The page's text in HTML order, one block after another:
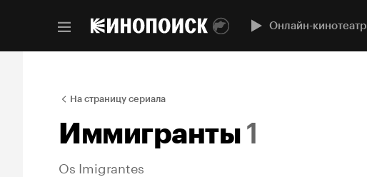
Онлайн-кинотеатр
На страницу сериала
Иммигранты1
Os Imigrantes